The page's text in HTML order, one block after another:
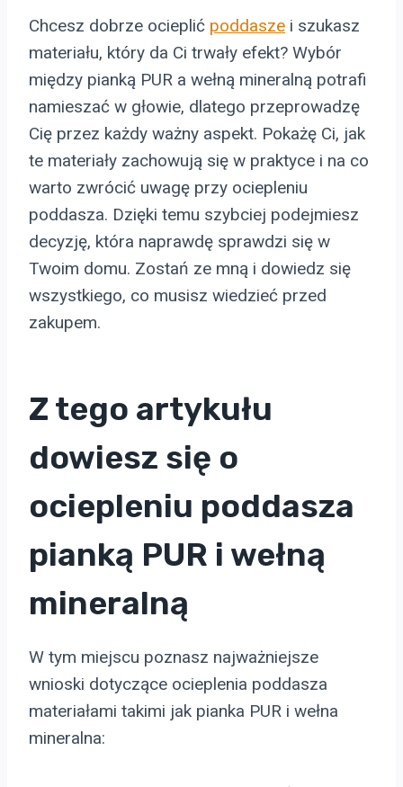
Chcesz dobrze ocieplić poddasze i szukasz
materiału, który da Ci trwały efekt? Wybór
między pianką PUR a wełną mineralną potrafi
namieszać w głowie, dlatego przeprowadzę
Cię przez każdy ważny aspekt. Pokażę Ci, jak
te materiały zachowują się w praktyce i na co
warto zwrócić uwagę przy ociepleniu
poddasza. Dzięki temu szybciej podejmiesz
decyzję, która naprawdę sprawdzi się w
Twoim domu. Zostań ze mną i dowiedz się
wszystkiego, co musisz wiedzieć przed
zakupem.
Z tego artykułu
dowiesz się o
ociepleniu poddasza
pianką PUR i wełną
mineralną
W tym miejscu poznasz najważniejsze
wnioski dotyczące ocieplenia poddasza
materiałami takimi jak pianka PUR i wełna
mineralna: